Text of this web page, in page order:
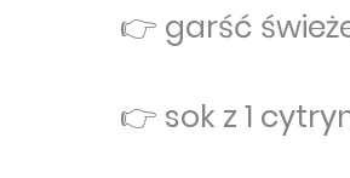
👉 garść
👉 sok z 1